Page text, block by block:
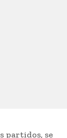
partidos, se